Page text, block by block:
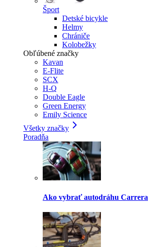
Šport
Detské bicykle
Helmy
Chrániče
Kolobežky
Obľúbené značky
Kavan
E-Flite
SCX
H-Q
Double Eagle
Green Energy
Emily Science
Všetky značky
Poradňa
Ako vybrať autodráhu Carrera